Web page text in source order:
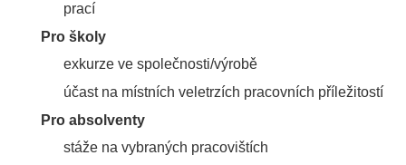
prací
Pro školy
exkurze ve společnosti/výrobě
účast na místních veletrzích pracovních příležitostí
Pro absolventy
stáže na vybraných pracovištích